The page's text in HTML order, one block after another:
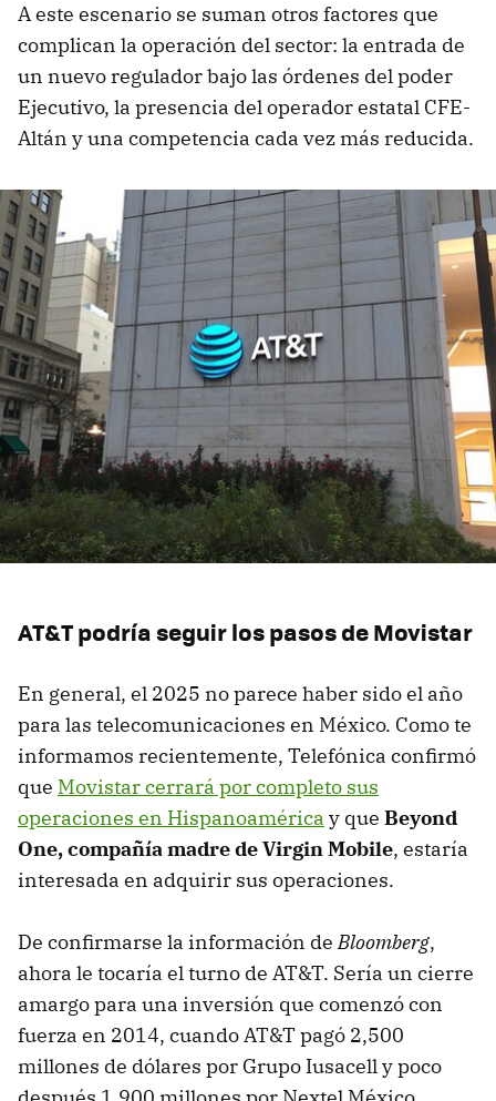
A este escenario se suman otros factores que
complican la operación del sector: la entrada de
un nuevo regulador bajo las órdenes del poder
Ejecutivo, la presencia del operador estatal CFE-
Altán y una competencia cada vez más reducida.
AT&T podría seguir los pasos de Movistar
En general, el 2025 no parece haber sido el año
para las telecomunicaciones en México. Como te
informamos recientemente, Telefónica confirmó
que Movistar cerrará por completo sus
operaciones en Hispanoamérica y que Beyond
One, compañía madre de Virgin Mobile, estaría
interesada en adquirir sus operaciones.
De confirmarse la información deBloomberg,
ahora le tocaría el turno de AT&T. Sería un cierre
amargo para una inversión que comenzó con
fuerza en 2014, cuando AT&T pagó 2,500
millones de dólares por Grupo Iusacell y poco